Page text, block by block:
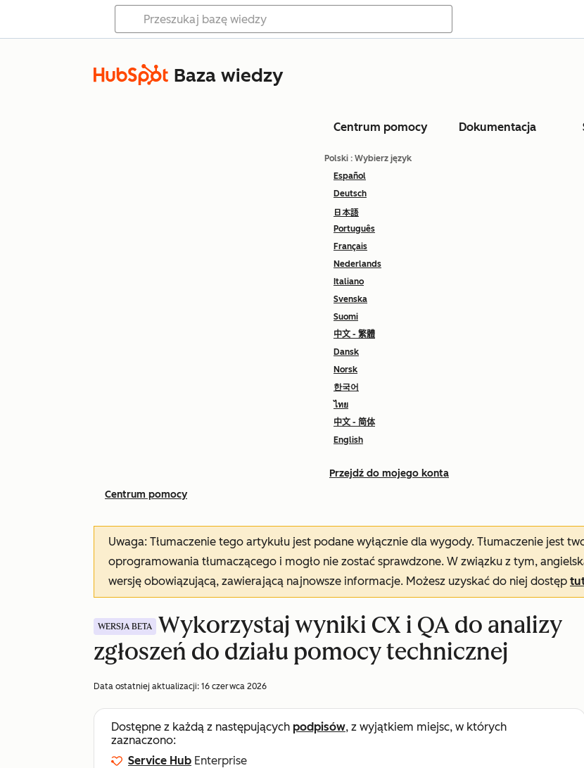
Baza wiedzy
Centrum pomocy Dokumentacja
Polski : Wybierz język
Español
Deutsch
日本語
Português
Français
Nederlands
Italiano
Svenska
Suomi
中文 - 繁體
Dansk
Norsk
한국어
ไทย
中文 - 简体
English
Przejdź do mojego konta
Centrum pomocy
Uwaga: Tłumaczenie tego artykułu jest podane wyłącznie dla wygody. Tłumaczenie jest
oprogramowania tłumaczącego i mogło nie zostać sprawdzone. W związku z tym,
wersję obowiązującą, zawierającą najnowsze informacje. Możesz uzyskać do niej dostęp
WERSJA BETA
Wykorzystaj wyniki CX i QA do analizy
zgłoszeń do działu pomocy technicznej
Data ostatniej aktualizacji: 16 czerwca 2026
Dostępne z każdą z następujących podpisów, z wyjątkiem miejsc, w których
zaznaczono:
Service Hub Enterprise